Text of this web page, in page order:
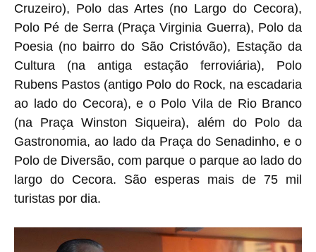
Cruzeiro), Polo das Artes (no Largo do Cecora),
Polo Pé de Serra (Praça Virginia Guerra), Polo da
Poesia (no bairro do São Cristóvão), Estação da
Cultura (na antiga estação ferroviária), Polo
Rubens Pastos (antigo Polo do Rock, na escadaria
ao lado do Cecora), e o Polo Vila de Rio Branco
(na Praça Winston Siqueira), além do Polo da
Gastronomia, ao lado da Praça do Senadinho, e o
Polo de Diversão, com parque o parque ao lado do
largo do Cecora. São esperas mais de 75 mil
turistas por dia.